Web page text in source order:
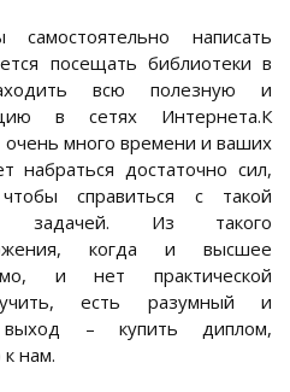
написать
посещать библиотеки в
всю полезную и
в сетях Интернета.К
много времени и ваших
достаточно сил,
справиться с такой
задачей. Из такого
когда и высшее
и нет практической
есть разумный и
– купить диплом,
нам.